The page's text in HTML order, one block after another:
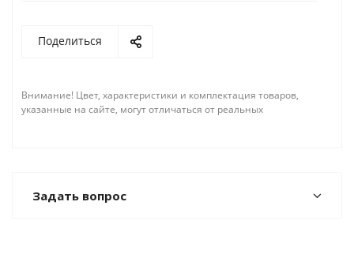
Поделиться
Внимание! Цвет, характеристики и комплектация товаров,
указанные на сайте, могут отличаться от реальных
Задать вопрос